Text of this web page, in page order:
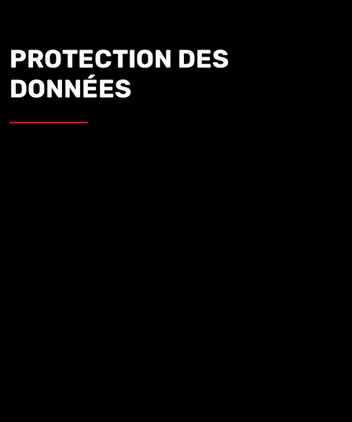
PROTECTION DES
DONNÉES